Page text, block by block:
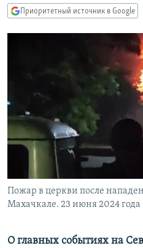
Вернутся
КАВКАЗ.РЕАЛИИ
РАСПИСАНИЕ ВЕЩАНИЯ
ПОДПИШИТЕСЬ НА
СОЦИАЛЬНЫЕ СЕТИ
Приоритетный источник в Google
Пожар в церкви после
Махачкале. 23 июня 2024 года
О главных событиях на